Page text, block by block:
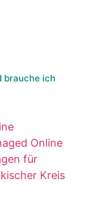
brauche ich